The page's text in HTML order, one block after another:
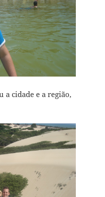
a cidade e a região,